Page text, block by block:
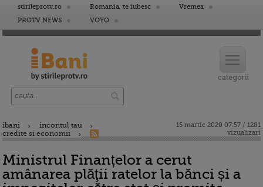
stirileprotv.ro Romania, te iubesc
Vremea
PROTV NEWS
VOYO
ibani
incontul tau
credite si economii
15 martie 2020 07:57 / 1281
vizualizari
Ministrul Finanțelor a cerut
amânarea plăţii ratelor la bănci și a